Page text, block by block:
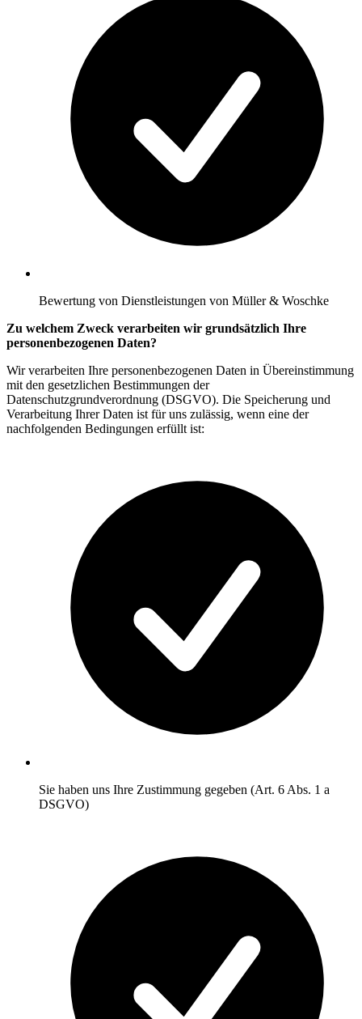
Bewertung von Dienstleistungen von Müller & Woschke
Zu welchem Zweck verarbeiten wir grundsätzlich Ihre
personenbezogenen Daten?
Wir verarbeiten Ihre personenbezogenen Daten in Übereinstimmung
mit den gesetzlichen Bestimmungen der
Datenschutzgrundverordnung (DSGVO). Die Speicherung und
Verarbeitung Ihrer Daten ist für uns zulässig, wenn eine der
nachfolgenden Bedingungen erfüllt ist:
Sie haben uns Ihre Zustimmung gegeben (Art. 6 Abs. 1 a
DSGVO)